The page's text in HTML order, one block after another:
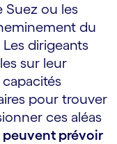
Suez ou les
du
dirigeants
sur leur
pour trouver
ces aléas
peuvent prévoir